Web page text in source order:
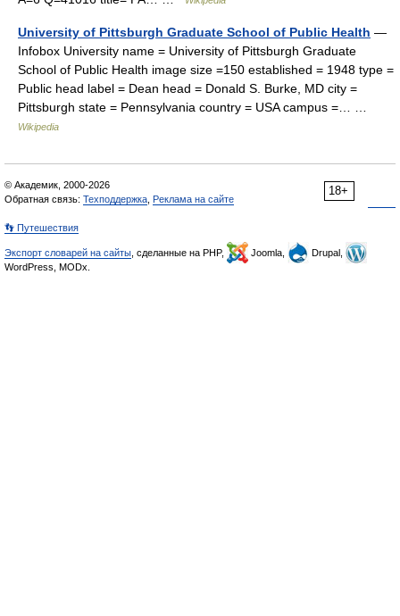
University of Pittsburgh Graduate School of Public Health —
Infobox University name = University of Pittsburgh Graduate
School of Public Health image size =150 established = 1948 type =
Public head label = Dean head = Donald S. Burke, MD city =
Pittsburgh state = Pennsylvania country = USA campus =… …
Wikipedia
18+
© Академик, 2000-2026
Обратная связь: Техподдержка Реклама на сайте
👣 Путешествия
Экспорт словарей на сайты , сделанные на PHP, Joomla,
Drupal,
WordPress, MODx.